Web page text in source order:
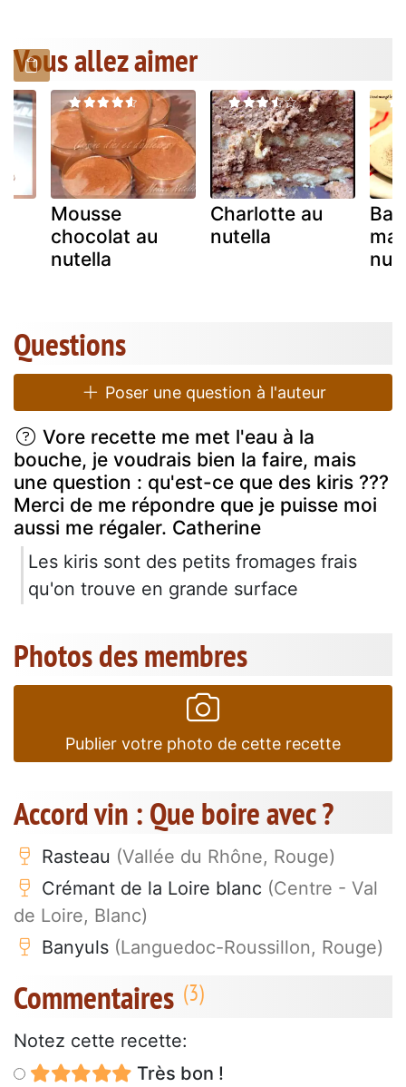
Vous allez aimer
Mousse
chocolat au
nutella
Charlotte au
nutella
Questions
Poser une question à l'auteur
Vore recette me met l'eau à la
bouche, je voudrais bien la faire, mais
une question : qu'est-ce que des kiris ???
Merci de me répondre que je puisse moi
aussi me régaler. Catherine
Les kiris sont des petits fromages frais
qu'on trouve en grande surface
Photos des membres
Publier votre photo de cette recette
Accord vin : Que boire avec ?
Rasteau (Vallée du Rhône, Rouge)
Crémant de la Loire blanc (Centre - Val
de Loire, Blanc)
Banyuls (Languedoc-Roussillon, Rouge)
Commentaires
Notez cette recette:
Très bon !